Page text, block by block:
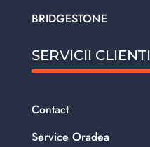
BRIDGESTONE
SERVICII CLIENTI
Contact
Service Oradea